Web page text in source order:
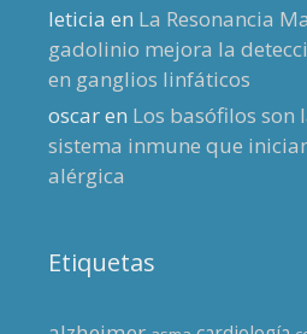
leticia en La Resonancia
gadolinio mejora la
en ganglios linfáticos
oscaren Los basófilos son
sistema inmune que
alérgica
Etiquetas